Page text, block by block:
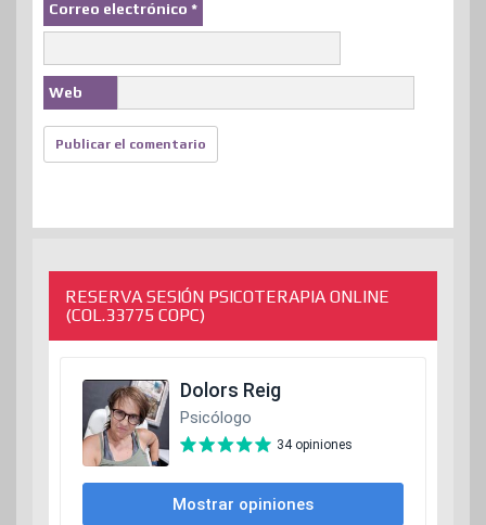
Correo electrónico *
Web
RESERVA SESIÓN PSICOTERAPIA ONLINE
(COL.33775 COPC)